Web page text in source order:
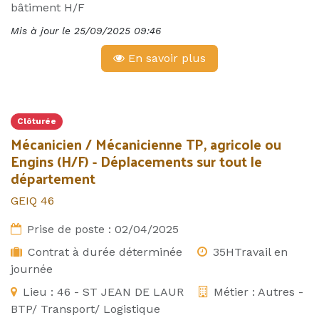
bâtiment H/F
Mis à jour le 25/09/2025 09:46
En savoir plus
Clôturée
Mécanicien / Mécanicienne TP, agricole ou
Engins (H/F) - Déplacements sur tout le
département
GEIQ 46
Prise de poste : 02/04/2025
Contrat à durée déterminée
35HTravail en
journée
Lieu : 46 - ST JEAN DE LAUR Métier : Autres -
BTP/ Transport/ Logistique